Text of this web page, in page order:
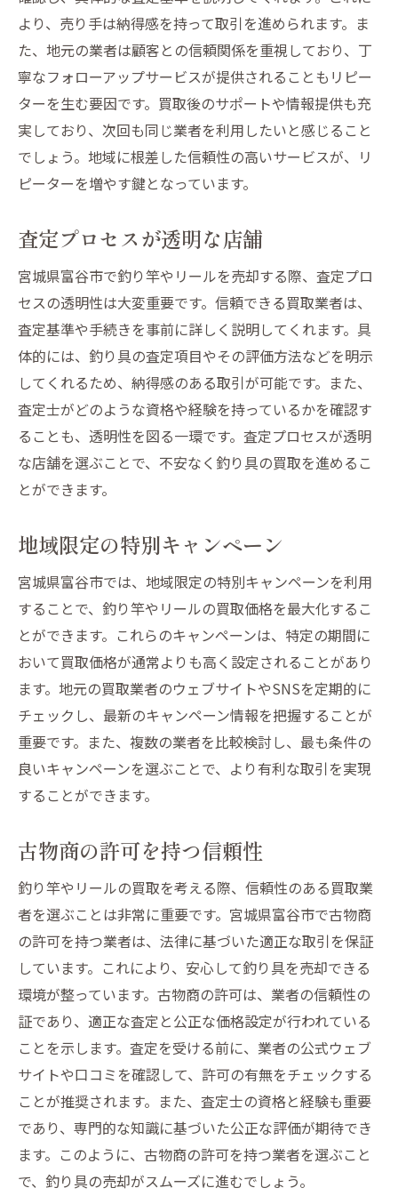
より、売り手は納得感を持って取引を進められます。ま
た、地元の業者は顧客との信頼関係を重視しており、丁
寧なフォローアップサービスが提供されることもリピー
ターを生む要因です。買取後のサポートや情報提供も充
実しており、次回も同じ業者を利用したいと感じること
でしょう。地域に根差した信頼性の高いサービスが、リ
ピーターを増やす鍵となっています。
査定プロセスが透明な店舗
宮城県富谷市で釣り竿やリールを売却する際、査定プロ
セスの透明性は大変重要です。信頼できる買取業者は、
査定基準や手続きを事前に詳しく説明してくれます。具
体的には、釣り具の査定項目やその評価方法などを明示
してくれるため、納得感のある取引が可能です。また、
査定士がどのような資格や経験を持っているかを確認す
ることも、透明性を図る一環です。査定プロセスが透明
な店舗を選ぶことで、不安なく釣り具の買取を進めるこ
とができます。
地域限定の特別キャンペーン
宮城県富谷市では、地域限定の特別キャンペーンを利用
することで、釣り竿やリールの買取価格を最大化するこ
とができます。これらのキャンペーンは、特定の期間に
おいて買取価格が通常よりも高く設定されることがあり
ます。地元の買取業者のウェブサイトやSNSを定期的に
チェックし、最新のキャンペーン情報を把握することが
重要です。また、複数の業者を比較検討し、最も条件の
良いキャンペーンを選ぶことで、より有利な取引を実現
することができます。
古物商の許可を持つ信頼性
釣り竿やリールの買取を考える際、信頼性のある買取業
者を選ぶことは非常に重要です。宮城県富谷市で古物商
の許可を持つ業者は、法律に基づいた適正な取引を保証
しています。これにより、安心して釣り具を売却できる
環境が整っています。古物商の許可は、業者の信頼性の
証であり、適正な査定と公正な価格設定が行われている
ことを示します。査定を受ける前に、業者の公式ウェブ
サイトや口コミを確認して、許可の有無をチェックする
ことが推奨されます。また、査定士の資格と経験も重要
であり、専門的な知識に基づいた公正な評価が期待でき
ます。このように、古物商の許可を持つ業者を選ぶこと
で、釣り具の売却がスムーズに進むでしょう。